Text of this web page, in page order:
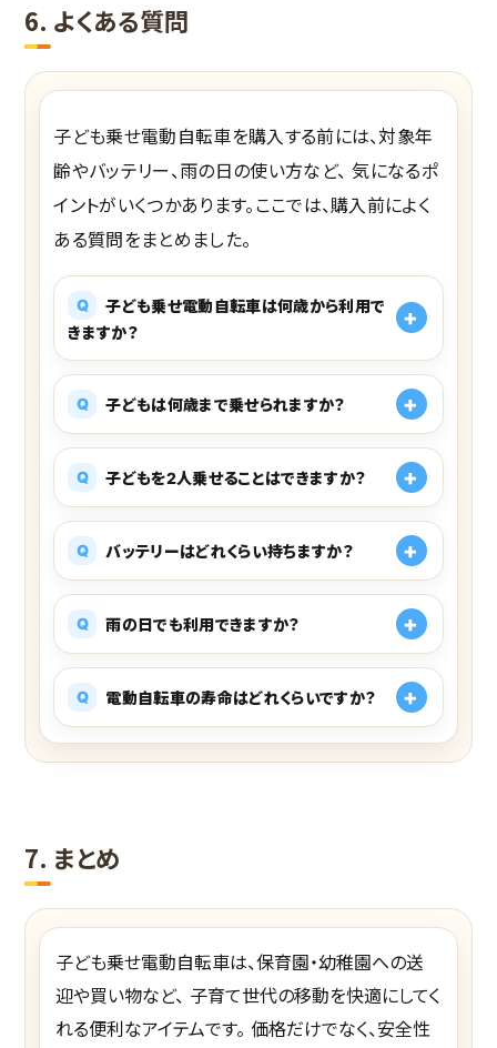
6. よくある質問
子ども乗せ電動自転車を購入する前には、対象年
齢やバッテリー、雨の日の使い方など、 気になるポ
イントがいくつかあります。ここでは、購入前によく
ある質問をまとめました。
子ども乗せ電動自転車は何歳から利用で
きますか？
子どもは何歳まで乗せられますか？
子どもを2人乗せることはできますか？
バッテリーはどれくらい持ちますか？
雨の日でも利用できますか？
電動自転車の寿命はどれくらいですか？
7. まとめ
子ども乗せ電動自転車は、保育園・幼稚園への送
迎や買い物など、 子育て世代の移動を快適にしてく
れる便利なアイテムです。 価格だけでなく、安全性